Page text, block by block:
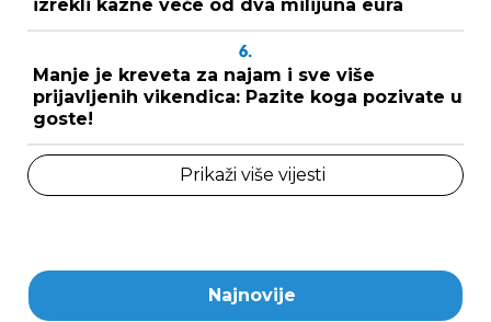
izrekli kazne veće od dva milijuna eura
6.
Manje je kreveta za najam i sve više
prijavljenih vikendica: Pazite koga pozivate u
goste!
Prikaži više vijesti
Najnovije